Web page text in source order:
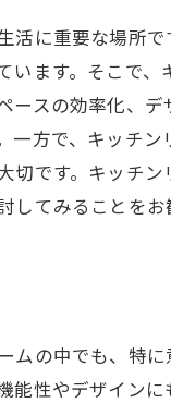
活に重要な場所
ます。そこで
ースの効率化、
一方で、キッチ
切です。キッチ
てみることをお
ムの中でも、特
性やデザイン